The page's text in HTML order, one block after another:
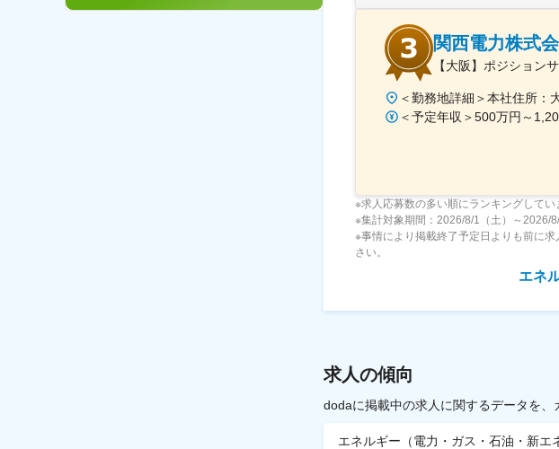
関西電力株式
【大阪】ポジション
※求人応募数の多い順にランキングしてい
※集計対象期間：2026/8/1（土）～2026/8/
※事情により掲載終了予定日よりも前に
さい。
エネ
求人の傾向
dodaに掲載中の求人に関するデータを、
エネルギー（電力・ガス・石油・新エ